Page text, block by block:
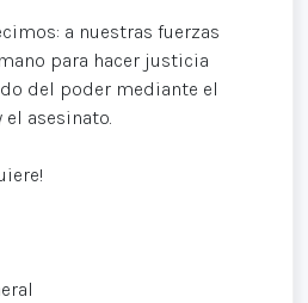
a nuestras fuerzas
para hacer justicia
del poder mediante el
asesinato.